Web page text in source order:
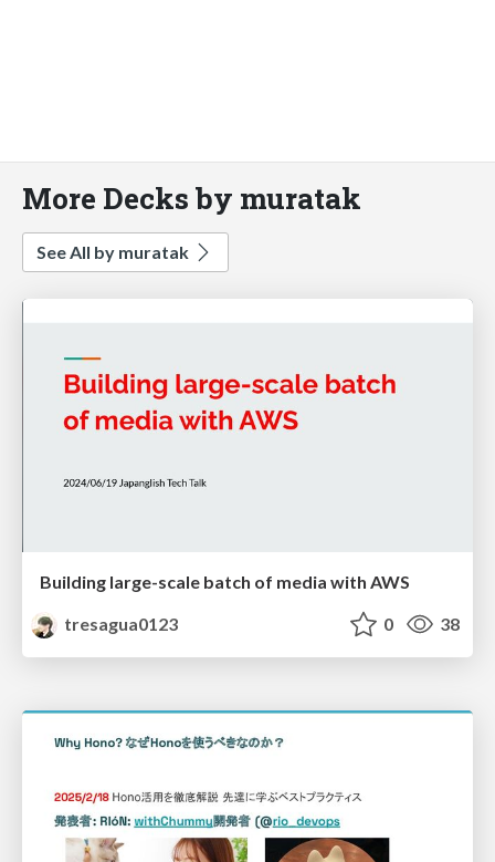
More Decks by muratak
See All by muratak
Building large-scale batch of media with AWS
tresagua0123
0 38